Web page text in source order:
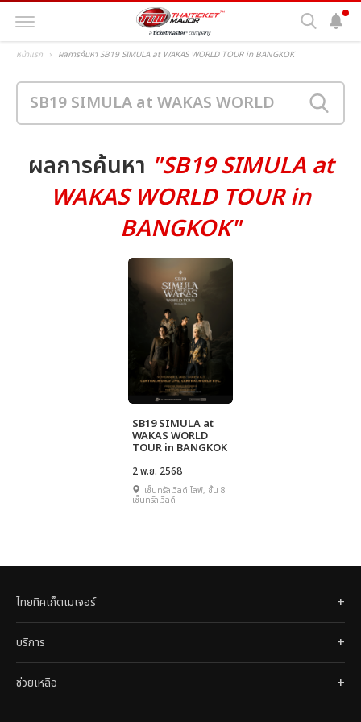
หน้าแรก ผลการค้นหา SB19 SIMULA at WAKAS WORLD TOUR in BANGKOK
ผลการค้นหา "SB19 SIMULA at
WAKAS WORLD TOUR in
BANGKOK"
SB19 SIMULA at
WAKAS WORLD
TOUR in BANGKOK
2 พ.ย. 2568
เซ็นทรัลเวิลด์ ไลฟ์, ชั้น 8
เซ็นทรัลเวิลด์
ไทยทิคเก็ตเมเจอร์
บริการ
ช่วยเหลือ